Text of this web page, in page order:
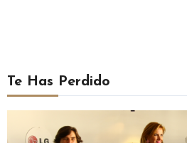
Te Has Perdido